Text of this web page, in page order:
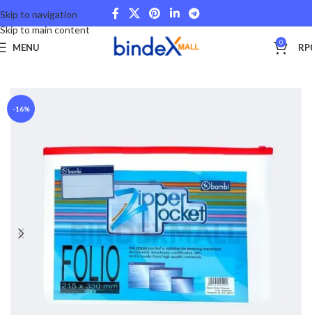
Skip to navigation
Skip to main content
MENU 0 RP
Beranda Stationery and Fancy Document Holder
-16%